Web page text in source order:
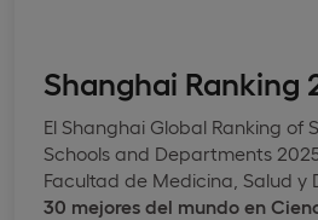
Shanghai Ranking
El Shanghai Global Ranking of
Schools and Departments
Facultad de Medicina, Salud y
30 mejores del mundo en